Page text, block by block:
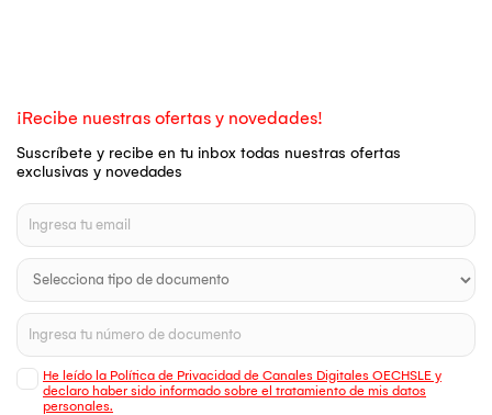
¡Recibe nuestras ofertas y novedades!
Suscríbete y recibe en tu inbox todas nuestras ofertas
exclusivas y novedades
He leído la Política de Privacidad de Canales Digitales OECHSLE y
declaro haber sido informado sobre el tratamiento de mis datos
personales.